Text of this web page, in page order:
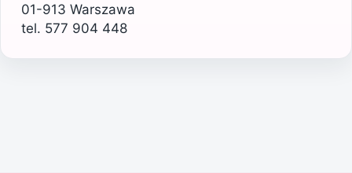
01-913 Warszawa
tel. 577 904 448